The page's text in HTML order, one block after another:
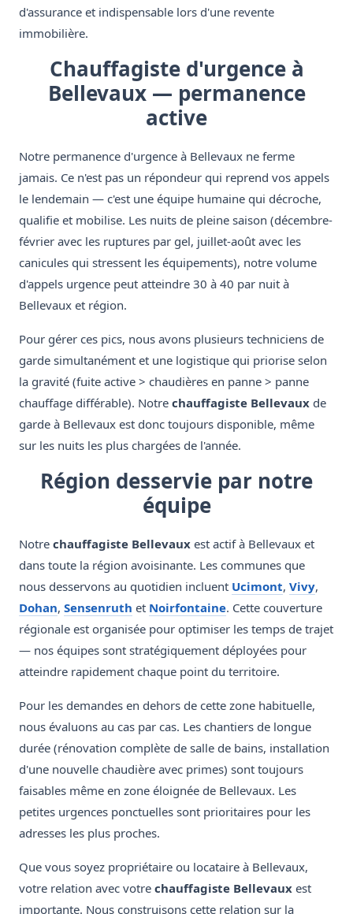
d'assurance et indispensable lors d'une revente
immobilière.
Chauffagiste d'urgence à
Bellevaux — permanence
active
Notre permanence d'urgence à Bellevaux ne ferme
jamais. Ce n'est pas un répondeur qui reprend vos appels
le lendemain — c'est une équipe humaine qui décroche,
qualifie et mobilise. Les nuits de pleine saison (décembre-
février avec les ruptures par gel, juillet-août avec les
canicules qui stressent les équipements), notre volume
d'appels urgence peut atteindre 30 à 40 par nuit à
Bellevaux et région.
Pour gérer ces pics, nous avons plusieurs techniciens de
garde simultanément et une logistique qui priorise selon
la gravité (fuite active > chaudières en panne > panne
chauffage différable). Notre chauffagiste Bellevaux de
garde à Bellevaux est donc toujours disponible, même
sur les nuits les plus chargées de l'année.
Région desservie par notre
équipe
Notre chauffagiste Bellevaux est actif à Bellevaux et
dans toute la région avoisinante. Les communes que
nous desservons au quotidien incluent Ucimont, Vivy,
Dohan, Sensenruth et Noirfontaine. Cette couverture
régionale est organisée pour optimiser les temps de trajet
— nos équipes sont stratégiquement déployées pour
atteindre rapidement chaque point du territoire.
Pour les demandes en dehors de cette zone habituelle,
nous évaluons au cas par cas. Les chantiers de longue
durée (rénovation complète de salle de bains, installation
d'une nouvelle chaudière avec primes) sont toujours
faisables même en zone éloignée de Bellevaux. Les
petites urgences ponctuelles sont prioritaires pour les
adresses les plus proches.
Que vous soyez propriétaire ou locataire à Bellevaux,
votre relation avec votre chauffagiste Bellevaux est
importante. Nous construisons cette relation sur la